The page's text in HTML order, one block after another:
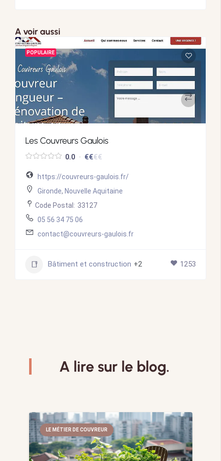
A voir aussi
POPULAIRE
Les Couvreurs Gaulois
0.0 €€€€
https://couvreurs-gaulois.fr/
Gironde, Nouvelle Aquitaine
Code Postal: 33127
05 56 34 75 06
contact@couvreurs-gaulois.fr
Bâtiment et construction +2 1253
A lire sur le blog.
LE MÉTIER DE COUVREUR